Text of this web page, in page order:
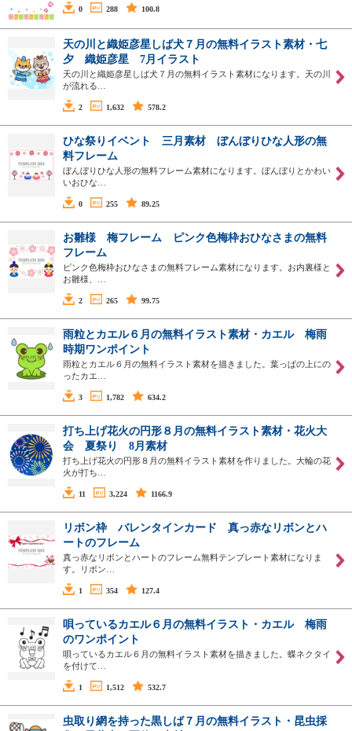
0 288 100.8
天の川と織姫彦星しば犬７月の無料イラスト素材・七
夕 織姫彦星 7月イラスト
天の川と織姫彦星しば犬７月の無料イラスト素材になります。天の川
が流れる…
2 1,632 578.2
ひな祭りイベント 三月素材 ぼんぼりひな人形の無
料フレーム
ぼんぼりひな人形の無料フレーム素材になります。ぼんぼりとかわい
いおひな…
0 255 89.25
お雛様 梅フレーム ピンク色梅枠おひなさまの無料
フレーム
ピンク色梅枠おひなさまの無料フレーム素材になります。お内裏様と
お雛様、…
2 265 99.75
雨粒とカエル６月の無料イラスト素材・カエル 梅雨
時期ワンポイント
雨粒とカエル６月の無料イラスト素材を描きました。葉っぱの上にの
ったカエ…
3 1,782 634.2
打ち上げ花火の円形８月の無料イラスト素材・花火大
会 夏祭り 8月素材
打ち上げ花火の円形８月の無料イラスト素材を作りました。大輪の花
火が打ち…
11 3,224 1166.9
リボン枠 バレンタインカード 真っ赤なリボンとハ
ートのフレーム
真っ赤なリボンとハートのフレーム無料テンプレート素材になりま
す。リボン…
1 354 127.4
唄っているカエル６月の無料イラスト・カエル 梅雨
のワンポイント
唄っているカエル６月の無料イラスト素材を描きました。蝶ネクタイ
を付けて…
1 1,512 532.7
虫取り網を持った黒しば７月の無料イラスト・昆虫採